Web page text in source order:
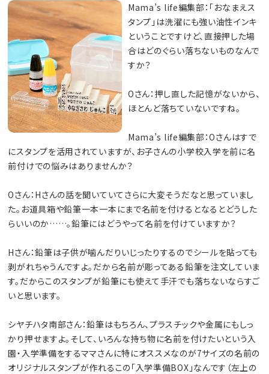
Mama’s life編集部：「おなまえス
タンプ」は洗濯にも強い油性インキ
ということですけど、直接押した場
合はどのぐらい落ちないものなんで
すか？
Oさん：押し直した記憶がないから、
ほとんど落ちていないですね。
Mama’s life編集部：Oさんはすで
にスタンプを活用されていますが、お子さんの小学校入学を前に名
前付けでの悩みはありませんか？
Oさん：Hさんの話を聞いていてさらに大変そうだなと思っていまし
た。お道具箱や鉛筆一本一本にまで名前を付けるとなるとどうした
らいいのか……。鉛筆にはどうやって名前を付けていますか？
Hさん：鉛筆は子供が噛んだりいじったりするのでシールを貼っても
剥がれちゃうんですよ。だから名前が彫ってある鉛筆を注文していま
す。だからこのスタンプが鉛筆にも使えて手汗でも落ちないならすご
いと思います。
シヤチハタ南部さん：鉛筆はもちろん、プラスチックや金属にもしっ
かり押せますよ。そして、いろんな持ち物に名前を付けたいという入
園・入学準備をするママさんに特にオススメなのが7サイズの名前の
オリジナルスタンプが作れるこの「入学準備BOX」なんです（左上の